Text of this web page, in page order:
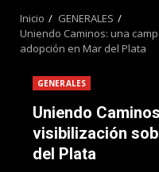
Inicio
GENERALES
Uniendo Caminos: una
adopción en Mar del Plata
GENERALES
Uniendo
visibilización
del Plata